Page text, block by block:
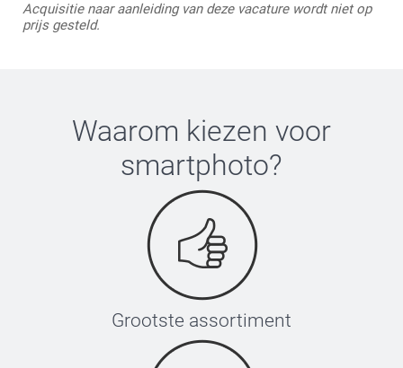
Acquisitie naar aanleiding van deze vacature wordt niet op
prijs gesteld.
Waarom kiezen voor
smartphoto?
Grootste assortiment